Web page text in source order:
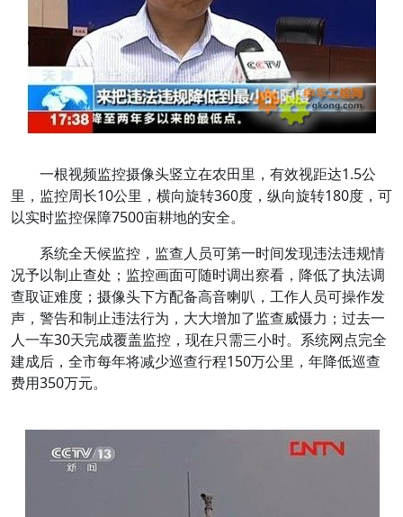
一根视频监控摄像头竖立在农田里，有效视距达1.5公
里，监控周长10公里，横向旋转360度，纵向旋转180度，可
以实时监控保障7500亩耕地的安全。
系统全天候监控，监查人员可第一时间发现违法违规情
况予以制止查处；监控画面可随时调出察看，降低了执法调
查取证难度；摄像头下方配备高音喇叭，工作人员可操作发
声，警告和制止违法行为，大大增加了监查威慑力；过去一
人一车30天完成覆盖监控，现在只需三小时。系统网点完全
建成后，全市每年将减少巡查行程150万公里，年降低巡查
费用350万元。